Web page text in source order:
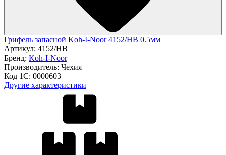
Грифель запасной Koh-I-Noor 4152/НВ 0.5мм
Артикул: 4152/НВ
Бренд: Koh-I-Noor
Производитель: Чехия
Код 1С: 0000603
Другие характеристики